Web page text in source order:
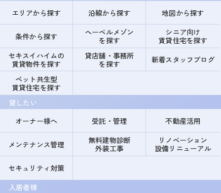
エリアから探す
沿線から探す 地図から探す
条件から探す
ヘーベルメゾン
を探す
シニア向け
賃貸住宅を探す
セキスイハイムの
賃貸物件を探す
貸店舗・事務所
を探す
新着スタッフブログ
ペット共生型
賃貸住宅を探す
貸したい
オーナー様へ
受託・管理 不動産活用
メンテナンス管理
無料建物診断
外装工事
リノベーション
設備リニューアル
セキュリティ対策
入居者様